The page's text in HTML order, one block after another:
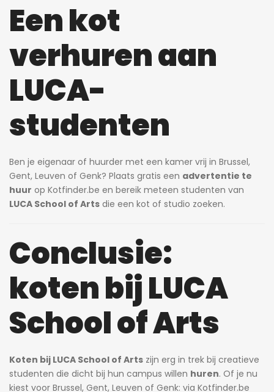
Een kot
verhuren aan
LUCA-
studenten
Ben je eigenaar of huurder met een kamer vrij in Brussel,
Gent, Leuven of Genk? Plaats gratis een advertentie te
huur op Kotfinder.be en bereik meteen studenten van
LUCA School of Arts die een kot of studio zoeken.
Conclusie:
koten bij LUCA
School of Arts
Koten bij LUCA School of Arts zijn erg in trek bij creatieve
studenten die dicht bij hun campus willen huren. Of je nu
kiest voor Brussel, Gent, Leuven of Genk: via Kotfinder.be